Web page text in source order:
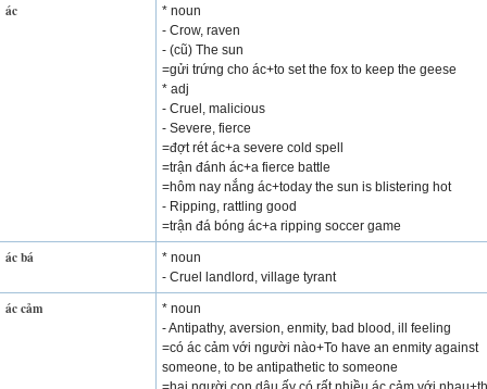
ác
* noun
- Crow, raven
- (cũ) The sun
=gửi trứng cho ác+to set the fox to keep the geese
* adj
- Cruel, malicious
- Severe, fierce
=đợt rét ác+a severe cold spell
=trận đánh ác+a fierce battle
=hôm nay nắng ác+today the sun is blistering hot
- Ripping, rattling good
=trận đá bóng ác+a ripping soccer game
ác bá
* noun
- Cruel landlord, village tyrant
ác cảm
* noun
- Antipathy, aversion, enmity, bad blood, ill feeling
=có ác cảm với người nào+To have an enmity against
someone, to be antipathetic to someone